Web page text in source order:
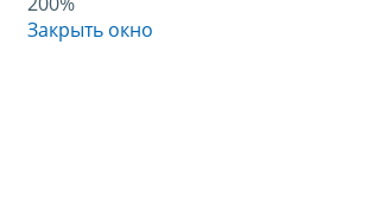
Закрыть окно